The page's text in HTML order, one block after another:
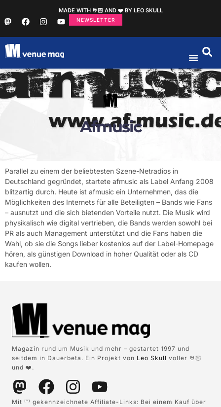
MADE WITH 🤘🏻 AND ❤️ BY LEO SKULL
NEWSLETTER
Afmusic
Parallel zu einem der beliebtesten Szene-Netradios in
Deutschland gegründet, startete afmusic als Label Anfang 2008
blitzartig durch. Heute ist afmusic ein Unternehmen, das die
Möglichkeiten des Internets für alle Beteiligten – Bands wie Fans
– ausnutzt und die sich bietenden Vorteile nutzt. Die Musik wird
physikalisch wie digital vertrieben, die Bands werden sowohl bei
PR als auch Management unterstützt und die Fans haben die
Wahl, ob sie die Songs lieber kostenlos auf der Label-Homepage
hören, als günstigen Download in hoher Qualität oder als CD
kaufen wollen.
Magazin rund um Musik und mehr – gestartet 1997 und
seitdem in Dauerbeta. Ein Projekt von Leo Skull voller 🤘🏻
und ❤️.
Mit (*)
gekennzeichnete Affiliate-Links: Bei einem Kauf über